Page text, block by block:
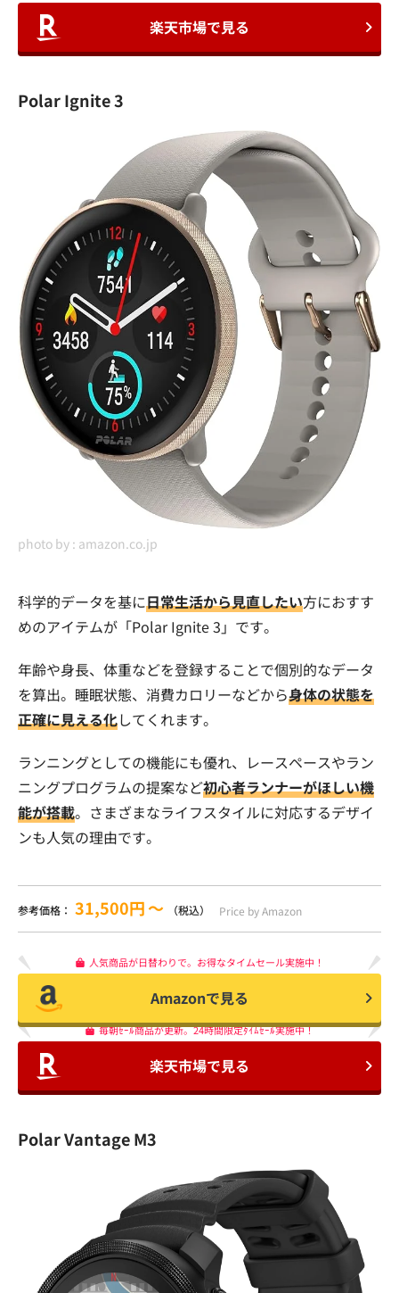
楽天市場で見る
Polar Ignite 3
photo by : amazon.co.jp
科学的データを基に日常生活から見直したい方におすす
めのアイテムが「Polar Ignite 3」です。
年齢や身長、体重などを登録することで個別的なデータ
を算出。睡眠状態、消費カロリーなどから身体の状態を
正確に見える化してくれます。
ランニングとしての機能にも優れ、レースペースやラン
ニングプログラムの提案など初心者ランナーがほしい機
能が搭載。さまざまなライフスタイルに対応するデザイ
ンも人気の理由です。
参考価格： 31,500円〜 （税込） Price by Amazon
人気商品が日替わりで。お得なタイムセール実施中！
Amazonで見る
毎朝ｾｰﾙ商品が更新。24時間限定ﾀｲﾑｾｰﾙ実施中！
楽天市場で見る
Polar Vantage M3